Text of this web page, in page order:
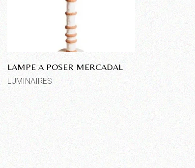
LAMPE A POSER MERCADAL
LUMINAIRES